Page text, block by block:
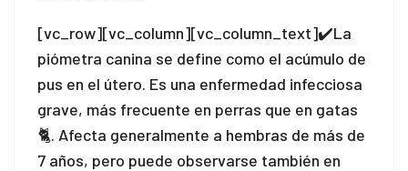
[vc_row][vc_column][vc_column_text]✔️La
piómetra canina se define como el acúmulo de
pus en el útero. Es una enfermedad infecciosa
grave, más frecuente en perras que en gatas
🐈. Afecta generalmente a hembras de más de
7 años, pero puede observarse también en